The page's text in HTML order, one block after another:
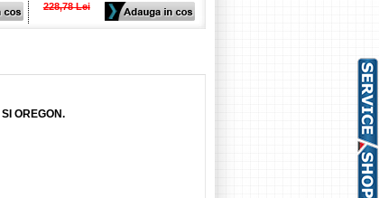
228,78 Lei
OREGON.